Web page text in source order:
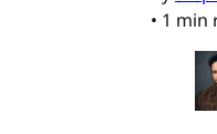
• 1 min